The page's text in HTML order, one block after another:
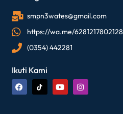
smpn3wates@gmail.com
https://wa.me/6281217802128
(0354) 442281
Ikuti Kami